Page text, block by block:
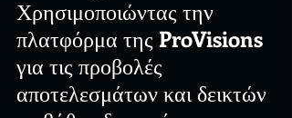
Χρησιμοποιώντας την
πλατφόρμα της ProVisions
για τις προβολές
αποτελεσμάτων και δεικτών